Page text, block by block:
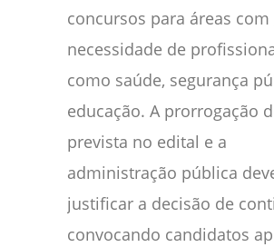
concursos para áreas com
necessidade de
como saúde, segurança
educação. A prorrogação
prevista no edital e a
administração pública
justificar a decisão de
convocando candidatos